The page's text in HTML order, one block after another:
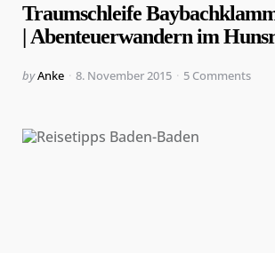
Traumschleife
| Abenteuerwandern im
Posted
byAnke 8. November 2015 5 Comments